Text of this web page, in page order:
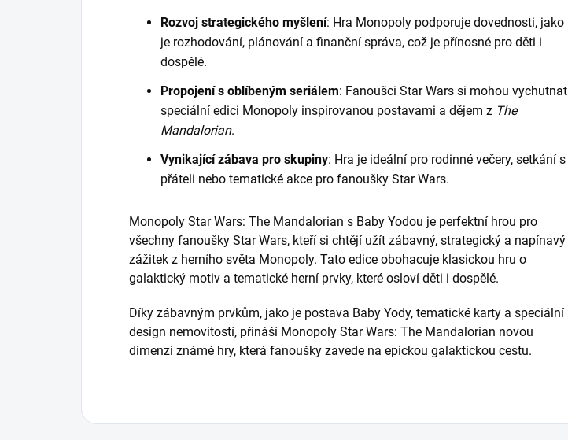
Rozvoj strategického myšlení: Hra Monopoly podporuje dovednosti, jako
je rozhodování, plánování a finanční správa, což je přínosné pro děti i
dospělé.
Propojení s oblíbeným seriálem: Fanoušci Star Wars si mohou vychutnat
speciální edici Monopoly inspirovanou postavami a dějem z The
Mandalorian.
Vynikající zábava pro skupiny: Hra je ideální pro rodinné večery, setkání s
přáteli nebo tematické akce pro fanoušky Star Wars.
Monopoly Star Wars: The Mandalorian s Baby Yodou je perfektní hrou pro
všechny fanoušky Star Wars, kteří si chtějí užít zábavný, strategický a napínavý
zážitek z herního světa Monopoly. Tato edice obohacuje klasickou hru o
galaktický motiv a tematické herní prvky, které osloví děti i dospělé.
Díky zábavným prvkům, jako je postava Baby Yody, tematické karty a speciální
design nemovitostí, přináší Monopoly Star Wars: The Mandalorian novou
dimenzi známé hry, která fanoušky zavede na epickou galaktickou cestu.